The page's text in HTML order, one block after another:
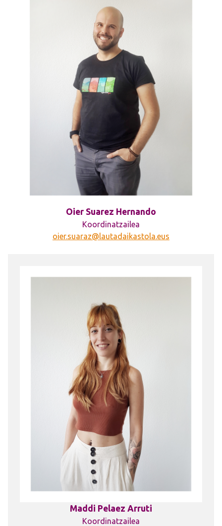
Oier Suarez Hernando
Koordinatzailea
oier.suaraz@lautadaikastola.eus
Maddi Pelaez Arruti
Koordinatzailea